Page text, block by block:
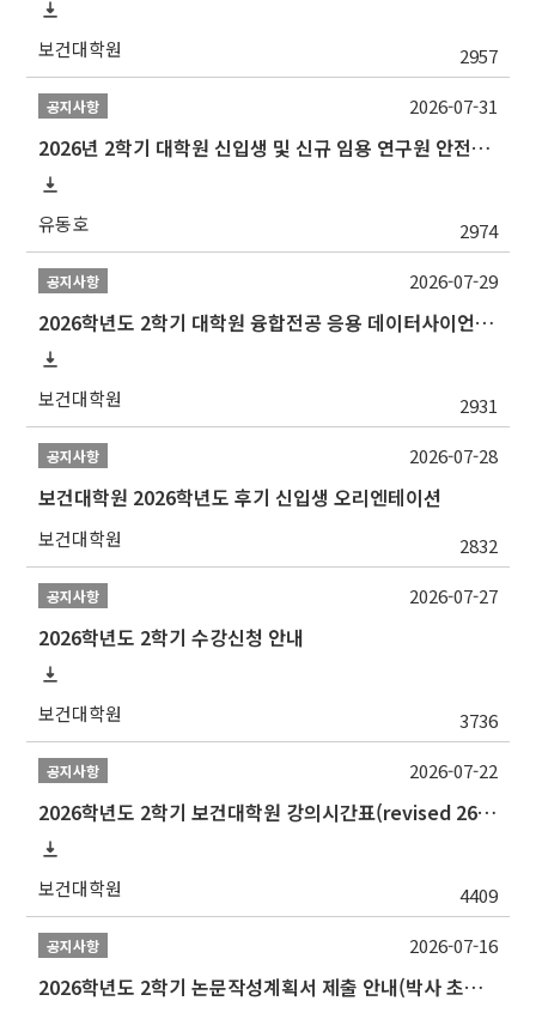
보건대학원 2957
공지사항
2026년 2학기 대학원 신입생 및 신규 임용 연구원 안전환경교육(신규교육) 실시 안내
유동호 2974
2026-07-31
공지사항
2026학년도 2학기 대학원 융합전공 응용 데이터사이언스 선발 계획 알림
보건대학원 2931
2026-07-29
공지사항
보건대학원 2026학년도 후기 신입생 오리엔테이션
보건대학원 2832
2026-07-28
공지사항
2026학년도 2학기 수강신청 안내
보건대학원 3736
2026-07-27
공지사항
2026학년도 2학기 보건대학원 강의시간표(revised 260803)(2026 2nd SEMESTER SNU GSPH TIMETABLE)
보건대학원 4409
2026-07-22
공지사항
2026학년도 2학기 논문작성계획서 제출 안내(박사 초심 일정 포함)_Thesis Proposal
2026-07-16